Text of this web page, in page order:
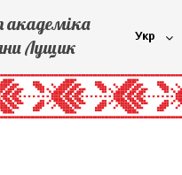
академіка
Лущик
Укр